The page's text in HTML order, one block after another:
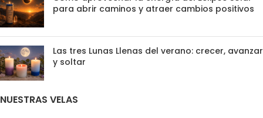
para abrir caminos y atraer cambios positivos
Las tres Lunas Llenas del verano: crecer, avanzar
y soltar
NUESTRAS VELAS